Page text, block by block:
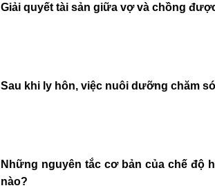
Giải quyết tài sản giữa vợ và chồng
Sau khi ly hôn, việc nuôi dưỡng chăm
Những nguyên tắc cơ bản của chế
nào?